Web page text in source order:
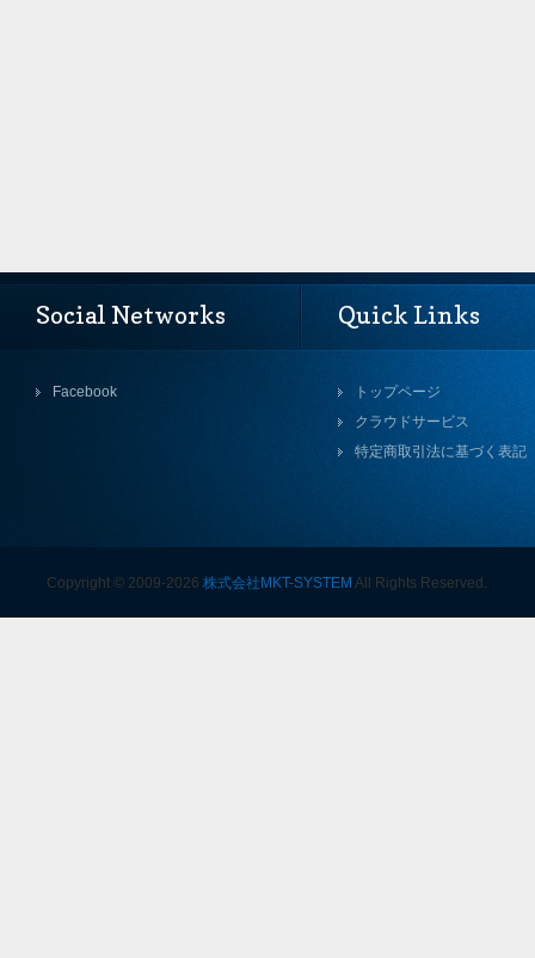
Social Networks
Facebook
Quick Links
トップページ
クラウドサービス
特定商取引法に基づく表記
Copyright © 2009-2026株式会社MKT-SYSTEM All Rights Reserved.